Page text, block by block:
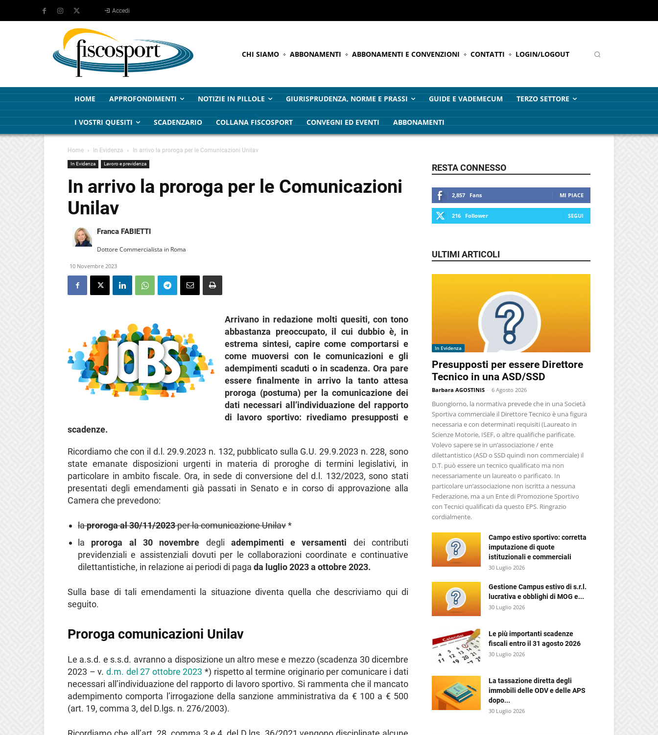
Accedi
CHI SIAMO ABBONAMENTI ABBONAMENTI E CONVENZIONI CONTATTI LOGIN/LOGOUT
HOME APPROFONDIMENTI NOTIZIE IN PILLOLE GIURISPRUDENZA, NORME E PRASSI GUIDE E VADEMECUM TERZO SETTORE
I VOSTRI QUESITI SCADENZARIO COLLANA FISCOSPORT CONVEGNI ED EVENTI ABBONAMENTI
Home In Evidenza In arrivo la proroga per le Comunicazioni Unilav
In Evidenza Lavoro e previdenza
In arrivo la proroga per le Comunicazioni
Unilav
Franca FABIETTI
Dottore Commercialista in Roma
10 Novembre 2023
Arrivano in redazione molti quesiti, con tono
abbastanza preoccupato, il cui dubbio è, in
estrema sintesi, capire come comportarsi e
come muoversi con le comunicazioni e gli
adempimenti scaduti o in scadenza. Ora pare
essere finalmente in arrivo la tanto attesa
proroga (postuma) per la comunicazione dei
dati necessari all’individuazione del rapporto
di lavoro sportivo: rivediamo presupposti e
scadenze.
Ricordiamo che con il d.l. 29.9.2023 n. 132, pubblicato sulla G.U. 29.9.2023 n. 228, sono
state emanate disposizioni urgenti in materia di proroghe di termini legislativi, in
particolare in ambito fiscale. Ora, in sede di conversione del d.l. 132/2023, sono stati
presentati degli emendamenti già passati in Senato e in corso di approvazione alla
Camera che prevedono:
laproroga al 30/11/2023per la comunicazione Unilav*
la proroga al 30 novembre degli adempimenti e versamenti dei contributi
previdenziali e assistenziali dovuti per le collaborazioni coordinate e continuative
dilettantistiche, in relazione ai periodi di paga da luglio 2023 a ottobre 2023.
Sulla base di tali emendamenti la situazione diventa quella che descriviamo qui di
seguito.
Proroga comunicazioni Unilav
Le a.s.d. e s.s.d. avranno a disposizione un altro mese e mezzo (scadenza 30 dicembre
2023 – v. d.m. del 27 ottobre 2023 *) rispetto al termine originario per comunicare i dati
necessari all’individuazione del rapporto di lavoro sportivo. Si rammenta che il mancato
adempimento comporta l’irrogazione della sanzione amministrativa da € 100 a € 500
(art. 19, comma 3, del D.lgs. n. 276/2003).
RESTA CONNESSO
2,857 Fans MI PIACE
216 Follower SEGUI
ULTIMI ARTICOLI
In Evidenza
Presupposti per essere Direttore
Tecnico in una ASD/SSD
Barbara AGOSTINIS - 6 Agosto 2026
Buongiorno, la normativa prevede che in una Società
Sportiva commerciale il Direttore Tecnico è una figura
necessaria e con determinati requisiti (Laureato in
Scienze Motorie, ISEF, o altre qualifiche parificate.
Volevo sapere se in un’associazione / ente
dilettantistico (ASD o SSD quindi non commerciale) il
D.T. può essere un tecnico qualificato ma non
necessariamente un laureato o parificato. In
particolare un’associazione non iscritta a nessuna
Federazione, ma a un Ente di Promozione Sportivo
con Tecnici qualificati da questo EPS. Ringrazio
cordialmente.
Campo estivo sportivo: corretta
imputazione di quote
istituzionali e commerciali
30 Luglio 2026
Gestione Campus estivo di s.r.l.
lucrativa e obblighi di MOG e...
30 Luglio 2026
Le più importanti scadenze
fiscali entro il 31 agosto 2026
30 Luglio 2026
La tassazione diretta degli
immobili delle ODV e delle APS
dopo...
30 Luglio 2026